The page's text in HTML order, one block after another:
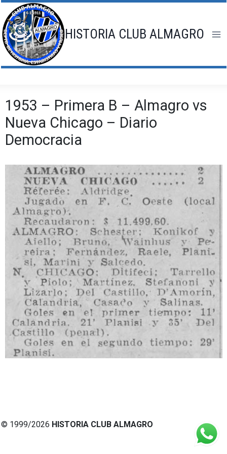
Saltar
al
contenido
HISTORIA CLUB ALMAGRO
1953 – Primera B – Almagro vs
Nueva Chicago – Diario
Democracia
© 1999/2026 HISTORIA CLUB ALMAGRO